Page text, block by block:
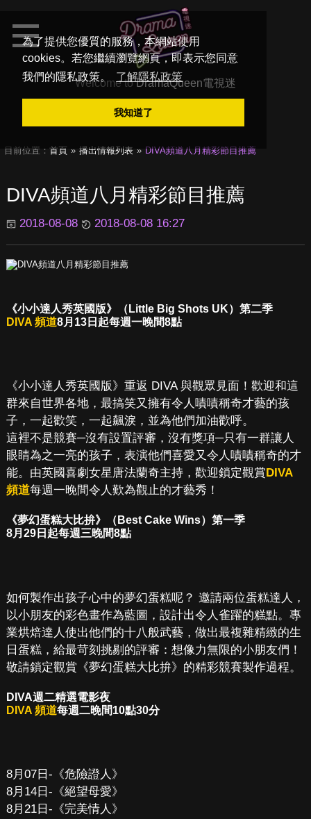
為了提供您優質的服務，本網站使用
cookies。若您繼續瀏覽網頁，即表示您同意
我們的隱私政策。
了解隱私政策
我知道了
Welcome toDramaQueen電視迷
目前位置： 首頁 播出情報列表 DIVA頻道八月精彩節目推薦
DIVA頻道八月精彩節目推薦
2018-08-08 2018-08-08 16:27
《小小達人秀英國版》（Little Big Shots UK）第二季
DIVA 頻道8月13日起每週一晚間8點
《小小達人秀英國版》重返 DIVA 與觀眾見面！歡迎和這
群來自世界各地，最搞笑又擁有令人嘖嘖稱奇才藝的孩
子，一起歡笑，一起飆淚，並為他們加油歡呼。
這裡不是競賽─沒有設置評審，沒有獎項─只有一群讓人
眼睛為之一亮的孩子，表演他們喜愛又令人嘖嘖稱奇的才
能。由英國喜劇女星唐法蘭奇主持，歡迎鎖定觀賞 DIVA
頻道每週一晚間令人歎為觀止的才藝秀！
《夢幻蛋糕大比拚》（Best Cake Wins）第一季
8月29日起每週三晚間8點
如何製作出孩子心中的夢幻蛋糕呢？ 邀請兩位蛋糕達人，
以小朋友的彩色畫作為藍圖，設計出令人雀躍的糕點。專
業烘焙達人使出他們的十八般武藝，做出最複雜精緻的生
日蛋糕，給最苛刻挑剔的評審：想像力無限的小朋友們！
敬請鎖定觀賞《夢幻蛋糕大比拚》的精彩競賽製作過程。
DIVA週二精選電影夜
DIVA 頻道每週二晚間10點30分
8月07日-《危險證人》
8月14日-《絕望母愛》
8月21日-《完美情人》